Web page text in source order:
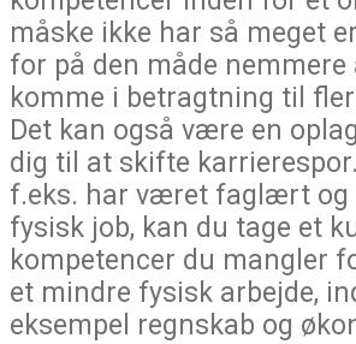
måske ikke har så meget
for på den måde nemmere
komme i betragtning til
Det kan også være en
dig til at skifte
f.eks. har været faglært og
fysisk job, kan du tage et
kompetencer du mangler
et mindre fysisk arbejde,
eksempel regnskab og